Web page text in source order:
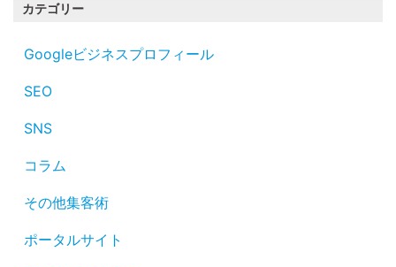
カテゴリー
Googleビジネスプロフィール
SEO
SNS
コラム
その他集客術
ポータルサイト